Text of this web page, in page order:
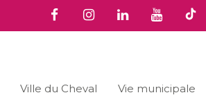
Ville du Cheval Vie municipale